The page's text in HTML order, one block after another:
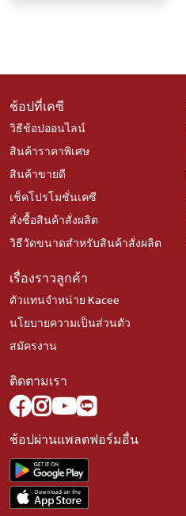
ช้อปที่เคซี
วิธีช้อปออนไลน์
สินค้าราคาพิเศษ
สินค้าขายดี
เช็คโปรโมชั่นเคซี
สั่งซื้อสินค้าสั่งผลิต
วิธีวัดขนาดสำหรับสินค้าสั่งผลิต
เรื่องราวลูกค้า
ตัวแทนจำหน่าย Kacee
นโยบายความเป็นส่วนตัว
สมัครงาน
ติดตามเรา
ช้อปผ่านแพลตฟอร์มอื่น